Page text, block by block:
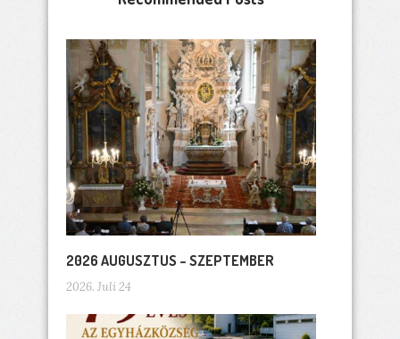
2026 AUGUSZTUS – SZEPTEMBER
2026. Juli 24